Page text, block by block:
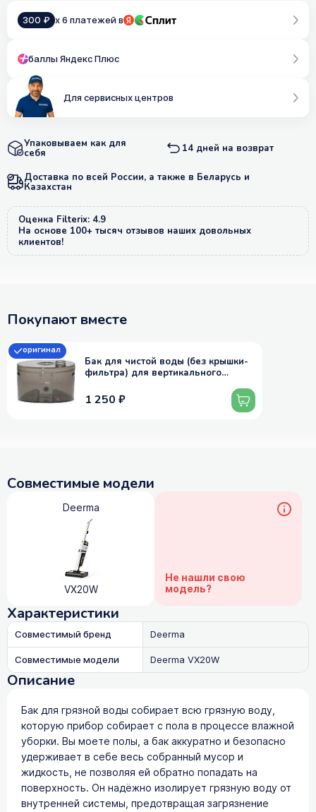
300 ₽ x 6 платежей в
баллы Яндекс Плюс
Для сервисных центров
Упаковываем как для
себя 14 дней на возврат
Доставка по всей России, а также в Беларусь и
Казахстан
Оценка Filterix: 4.9
На основе 100+ тысяч отзывов наших довольных
клиентов!
Покупают вместе
Бак для чистой воды (без крышки-
фильтра) для вертикального
оригинал
1 250 ₽
Совместимые модели
Deerma
VX20W
Не нашли свою
модель?
Характеристики
Совместимый бренд
Deerma
Совместимые модели
Deerma VX20W
Описание
Бак для грязной воды собирает всю грязную воду,
которую прибор собирает с пола в процессе влажной
уборки. Вы моете полы, а бак аккуратно и безопасно
удерживает в себе весь собранный мусор и
жидкость, не позволяя ей обратно попадать на
поверхность. Он надёжно изолирует грязную воду от
внутренней системы, предотвращая загрязнение